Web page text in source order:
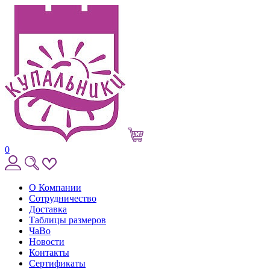
0
О Компании
Сотрудничество
Доставка
Таблицы размеров
ЧаВо
Новости
Контакты
Сертификаты